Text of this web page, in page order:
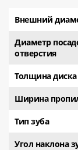
Внешний
Диаметр
отверстия
Толщина диска
Ширина
Тип зуба
Угол наклона